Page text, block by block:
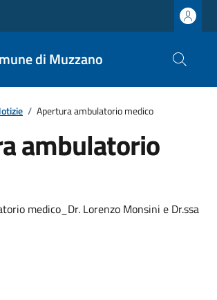
di Muzzano
/ Apertura ambulatorio medico
ambulatorio
medico_Dr. Lorenzo Monsini e Dr.ssa